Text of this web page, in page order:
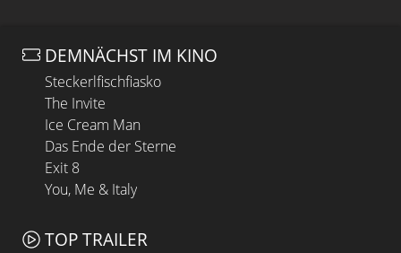
DEMNÄCHST IM KINO
Steckerlfischfiasko
The Invite
Ice Cream Man
Das Ende der Sterne
Exit 8
You, Me & Italy
TOP TRAILER